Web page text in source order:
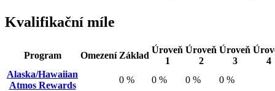
Kvalifikační míle
Program Omezení Základ
Úroveň
1
Úroveň
2
Úroveň
3
4
Alaska/Hawaiian
Atmos Rewards
0 % 0 % 0 %
0 %